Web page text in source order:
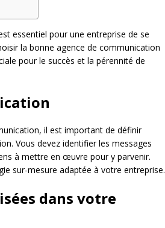
essentiel pour une entreprise de se
la bonne agence de communication
pour le succès et la pérennité de
il est important de définir
Vous devez identifier les messages
à mettre en œuvre pour y parvenir.
sur-mesure adaptée à votre entreprise.
dans votre